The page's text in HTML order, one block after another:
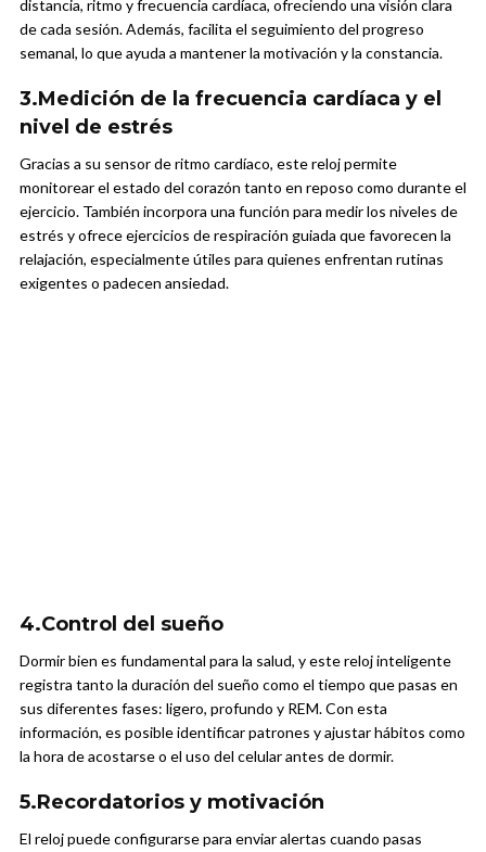
distancia, ritmo y frecuencia cardíaca, ofreciendo una visión clara
de cada sesión. Además, facilita el seguimiento del progreso
semanal, lo que ayuda a mantener la motivación y la constancia.
3.Medición de la frecuencia cardíaca y el
nivel de estrés
Gracias a su sensor de ritmo cardíaco, este reloj permite
monitorear el estado del corazón tanto en reposo como durante el
ejercicio. También incorpora una función para medir los niveles de
estrés y ofrece ejercicios de respiración guiada que favorecen la
relajación, especialmente útiles para quienes enfrentan rutinas
exigentes o padecen ansiedad.
4.Control del sueño
Dormir bien es fundamental para la salud, y este reloj inteligente
registra tanto la duración del sueño como el tiempo que pasas en
sus diferentes fases: ligero, profundo y REM. Con esta
información, es posible identificar patrones y ajustar hábitos como
la hora de acostarse o el uso del celular antes de dormir.
5.Recordatorios y motivación
El reloj puede configurarse para enviar alertas cuando pasas